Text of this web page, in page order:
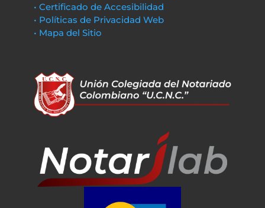
• Certificado de Accesibilidad
• Políticas de Privacidad Web
• Mapa del Sitio